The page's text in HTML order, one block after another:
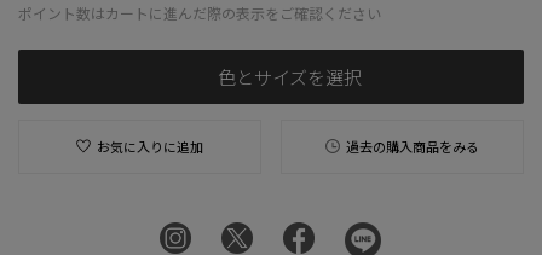
ポイント数はカートに進んだ際の表示をご確認ください
色とサイズを選択
お気に入りに追加 過去の購入商品をみる